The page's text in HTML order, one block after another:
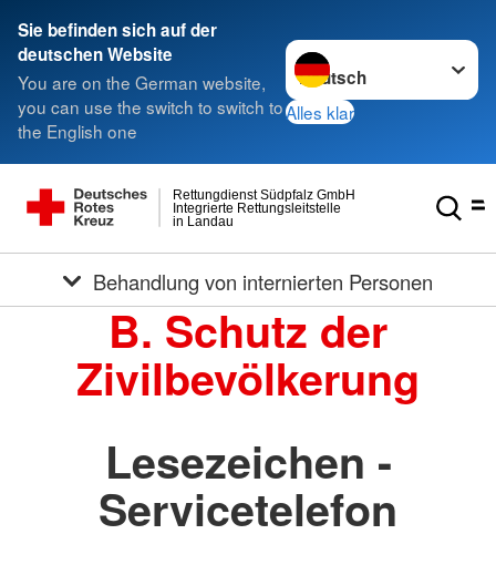
Sie befinden sich auf der
deutschen Website
You are on the German website,
you can use the switch to switch to
the English one
Sprache wechseln zu
Alles klar
in Landau
Integrierte Rettungsleitstelle
Rettungdienst Südpfalz GmbH
Behandlung von internierten Personen
B. Schutz der
Zivilbevölkerung
Lesezeichen -
Servicetelefon